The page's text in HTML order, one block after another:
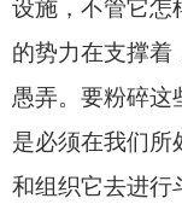
设施，不管它怎
的势力在支撑着
愚弄。要粉碎这
是必须在我们所
和组织它去进行